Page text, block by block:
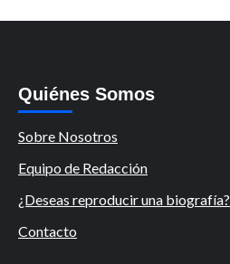
Quiénes Somos
Sobre Nosotros
Equipo de Redacción
¿Deseas reproducir una biografía?
Contacto